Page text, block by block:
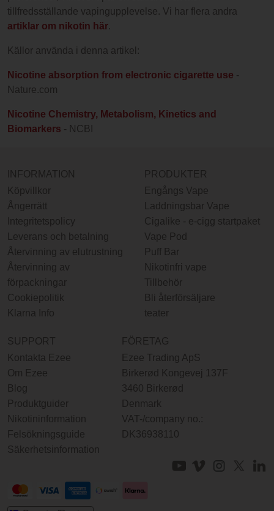
tillfredsställande vapingupplevelse. Vi har flera andra
artiklar om nikotin här.
Källor använda i denna artikel:
Nicotine absorption from electronic cigarette use -
Nature.com
Nicotine Chemistry, Metabolism, Kinetics and
Biomarkers - NCBI
INFORMATION
Köpvillkor
Ångerrätt
Integritetspolicy
Leverans och betalning
Återvinning av elutrustning
Återvinning av
förpackningar
Cookiepolitik
Klarna Info
PRODUKTER
Engångs Vape
Laddningsbar Vape
Cigalike - e-cigg startpaket
Vape Pod
Puff Bar
Nikotinfri vape
Tillbehör
Bli återförsäljare
teater
SUPPORT
Kontakta Ezee
Om Ezee
Blog
Produktguider
Nikotininformation
Felsökningsguide
Säkerhetsinformation
FÖRETAG
Ezee Trading ApS
Birkerød Kongevej 137F
3460 Birkerød
Denmark
VAT-/company no.:
DK36938110